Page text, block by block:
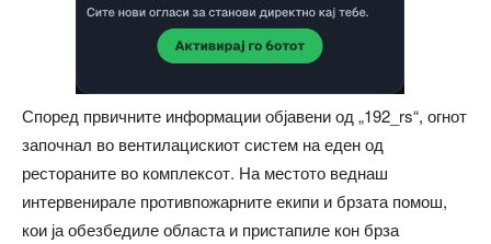
Според првичните информации објавени од „192_rs“, огнот
започнал во вентилацискиот систем на еден од
рестораните во комплексот. На местото веднаш
интервенирале противпожарните екипи и брзата помош,
кои ја обезбедиле областа и пристапиле кон брза